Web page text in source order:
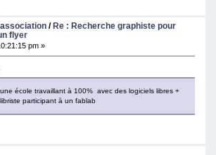
/Re : Recherche graphiste pour
flyer
pm »
école travaillant à 100% avec des logiciels libres +
participant à un fablab